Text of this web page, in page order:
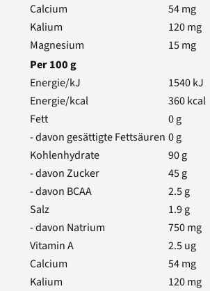
Calcium
54mg
Kalium
120mg
Magnesium
15mg
Per100g
Energie/kJ
1540kJ
Energie/kcal
360kcal
Fett
0g
- davon gesättigte Fettsäuren 0g
Kohlenhydrate
90g
- davon Zucker
45g
- davon BCAA
2.5g
Salz
1.9g
- davon Natrium
750mg
Vitamin A
2.5ug
Calcium
54mg
Kalium
120mg